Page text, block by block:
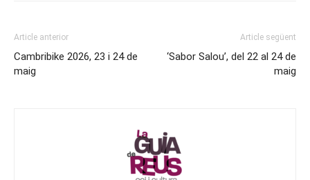
Article anterior
Cambribike 2026, 23 i 24 de
maig
Article següent
‘Sabor Salou’, del 22 al 24 de
maig